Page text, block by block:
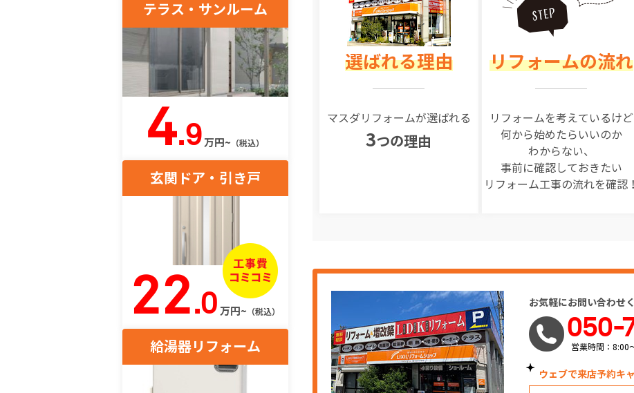
選ばれる理由
マスダリフォームが選ばれる
3つの理由
リフォームの流れ
リフォームを考えているけど
何から始めたらいいのか
わからない、
事前に確認しておきたい
リフォーム工事の流れを確認！
お気軽にお問い合わせ
050-
営業時間：8:00
ウェブで来店予約キ
テラス・サンルーム
4.9万円~ （税込）
玄関ドア・引き戸
22.0 万円~ （税込）
給湯器リフォーム